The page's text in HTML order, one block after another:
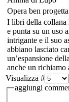
Opera ben
I libri della collana
e punta su un uso
intrigante e il suo
abbiano lasciato
un’espansione
anche un richiamo
Visualizza #
aggiungi